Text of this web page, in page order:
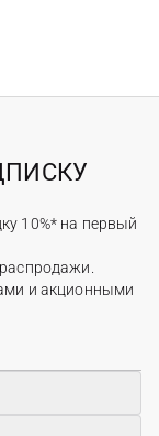
10%* на первый
и акционными